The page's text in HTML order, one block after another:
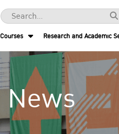
Courses Research and Academic
News